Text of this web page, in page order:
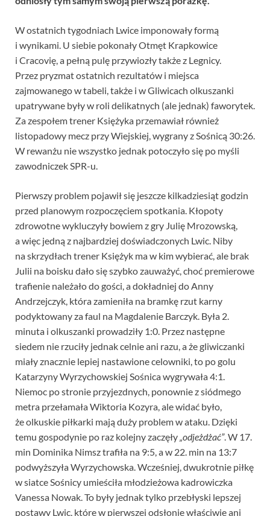
W ostatnich tygodniach Lwice imponowały formą
i wynikami. U siebie pokonały Otmęt Krapkowice
i Cracovię, a pełną pulę przywiozły także z Legnicy.
Przez pryzmat ostatnich rezultatów i miejsca
zajmowanego w tabeli, także i w Gliwicach olkuszanki
upatrywane były w roli delikatnych (ale jednak) faworytek.
Za zespołem trener Księżyka przemawiał również
listopadowy mecz przy Wiejskiej, wygrany z Sośnicą 30:26.
W rewanżu nie wszystko jednak potoczyło się po myśli
zawodniczek SPR-u.
Pierwszy problem pojawił się jeszcze kilkadziesiąt godzin
przed planowym rozpoczęciem spotkania. Kłopoty
zdrowotne wykluczyły bowiem z gry Julię Mrozowską,
a więc jedną z najbardziej doświadczonych Lwic. Niby
na skrzydłach trener Księżyk ma w kim wybierać, ale brak
Julii na boisku dało się szybko zauważyć, choć premierowe
trafienie należało do gości, a dokładniej do Anny
Andrzejczyk, która zamieniła na bramkę rzut karny
podyktowany za faul na Magdalenie Barczyk. Była 2.
minuta i olkuszanki prowadziły 1:0. Przez następne
siedem nie rzuciły jednak celnie ani razu, a że gliwiczanki
miały znacznie lepiej nastawione celowniki, to po golu
Katarzyny Wyrzychowskiej Sośnica wygrywała 4:1.
Niemoc po stronie przyjezdnych, ponownie z siódmego
metra przełamała Wiktoria Kozyra, ale widać było,
że olkuskie piłkarki mają duży problem w ataku. Dzięki
temu gospodynie po raz kolejny zaczęły„odjeżdżać”. W 17.
min Dominika Nimsz trafiła na 9:5, a w 22. min na 13:7
podwyższyła Wyrzychowska. Wcześniej, dwukrotnie piłkę
w siatce Sośnicy umieściła młodzieżowa kadrowiczka
Vanessa Nowak. To były jednak tylko przebłyski lepszej
postawy Lwic, które w pierwszej odsłonie właściwie ani